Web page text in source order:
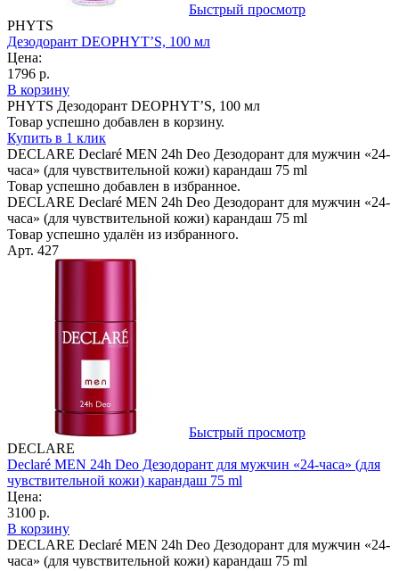
Быстрый просмотр
PHYTS
Дезодорант DEOPHYT’S, 100 мл
Цена:
1796 р.
В корзину
PHYTS Дезодорант DEOPHYT’S, 100 мл
Товар успешно добавлен в корзину.
Купить в 1 клик
DECLARE Declaré MEN 24h Deo Дезодорант для мужчин «24-
часа» (для чувствительной кожи) карандаш 75 ml
Товар успешно добавлен в избранное.
DECLARE Declaré MEN 24h Deo Дезодорант для мужчин «24-
часа» (для чувствительной кожи) карандаш 75 ml
Товар успешно удалён из избранного.
Арт. 427
Быстрый просмотр
DECLARE
Declaré MEN 24h Deo Дезодорант для мужчин «24-часа» (для
чувствительной кожи) карандаш 75 ml
Цена:
3100 р.
В корзину
DECLARE Declaré MEN 24h Deo Дезодорант для мужчин «24-
часа» (для чувствительной кожи) карандаш 75 ml